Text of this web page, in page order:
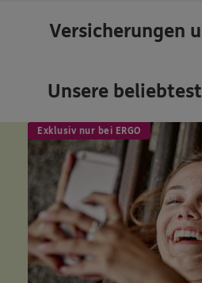
Versicherungen
Unsere
Exklusiv nur bei ERGO